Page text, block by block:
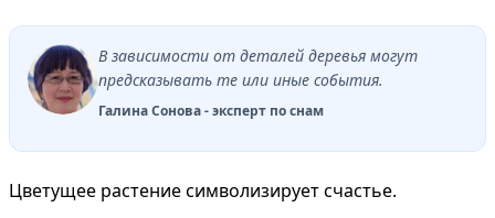
В зависимости от деталей деревья могут
предсказывать те или иные события.
Галина Сонова - эксперт по снам
Цветущее растение символизирует счастье.